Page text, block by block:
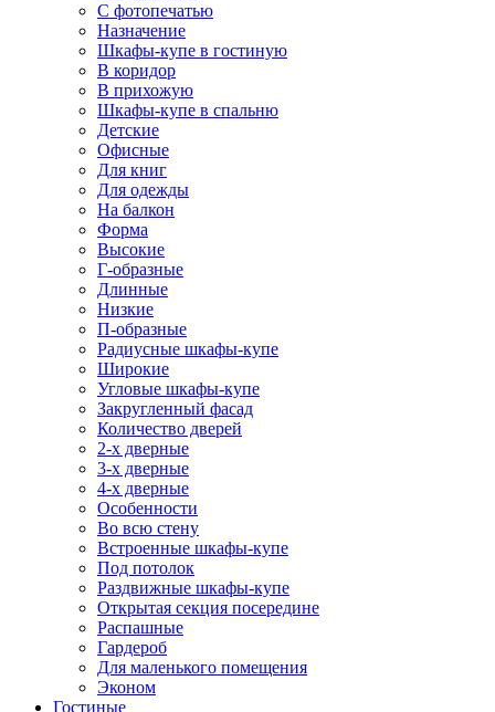
С фотопечатью
Назначение
Шкафы-купе в гостиную
В коридор
В прихожую
Шкафы-купе в спальню
Детские
Офисные
Для книг
Для одежды
На балкон
Форма
Высокие
Г-образные
Длинные
Низкие
П-образные
Радиусные шкафы-купе
Широкие
Угловые шкафы-купе
Закругленный фасад
Количество дверей
2-х дверные
3-х дверные
4-х дверные
Особенности
Во всю стену
Встроенные шкафы-купе
Под потолок
Раздвижные шкафы-купе
Открытая секция посередине
Распашные
Гардероб
Для маленького помещения
Эконом
Гостиные